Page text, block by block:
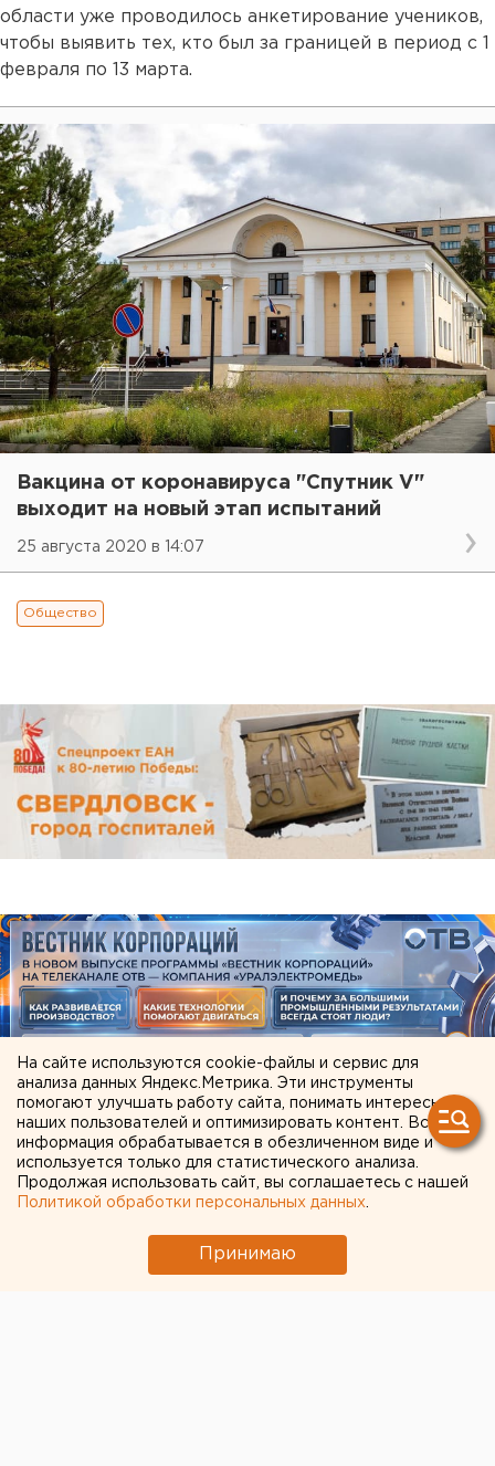
области уже проводилось анкетирование учеников,
чтобы выявить тех, кто был за границей в период с 1
февраля по 13 марта.
Вакцина от коронавируса "Спутник V"
выходит на новый этап испытаний
25 августа 2020 в 14:07
Общество
ЧИТАЙТЕ ТАКЖЕ:
В Свердловской области пересчитали
доплаты к пенсиям летчикам и шахтерам
Челябинцев предупредили о возможном
выходе из берегов реки Миасс
На сайте используются cookie-файлы и сервис для
анализа данных Яндекс.Метрика. Эти инструменты
помогают улучшать работу сайта, понимать интересы
наших пользователей и оптимизировать контент. Вся
информация обрабатывается в обезличенном виде и
используется только для статистического анализа.
Продолжая использовать сайт, вы соглашаетесь с нашей
Политикой обработки персональных данных
Принимаю